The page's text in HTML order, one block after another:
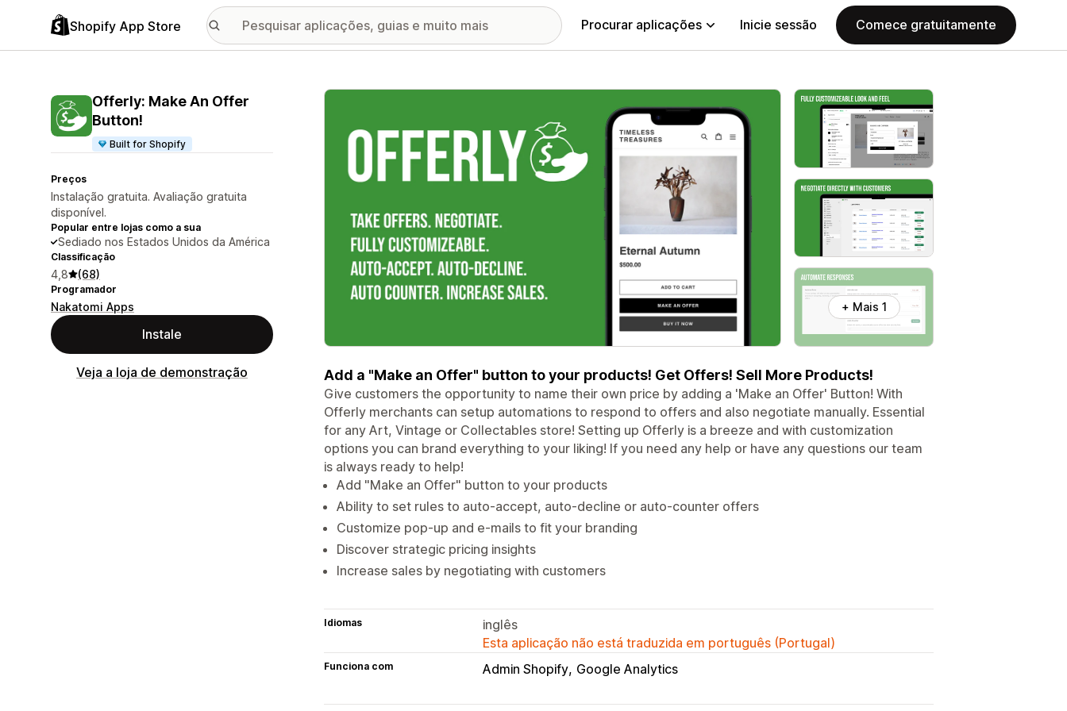
Shopify App Store Procurar aplicações Inicie sessão Comece gratuitamente
Offerly: Make An Offer
Button!
Built for Shopify
Preços
Instalação gratuita. Avaliação gratuita
disponível.
Popular entre lojas como a sua
Sediado nos Estados Unidos da América
Classificação
4,8 (68)
Programador
Nakatomi Apps
Instale
Veja a loja de demonstração
Galeria de imagens em destaque
+ Mais 1
Add a "Make an Offer" button to your products! Get Offers! Sell More Products!
Give customers the opportunity to name their own price by adding a 'Make an Offer' Button! With
Offerly merchants can setup automations to respond to offers and also negotiate manually. Essential
for any Art, Vintage or Collectables store! Setting up Offerly is a breeze and with customization
options you can brand everything to your liking! If you need any help or have any questions our team
is always ready to help!
Add "Make an Offer" button to your products
Ability to set rules to auto-accept, auto-decline or auto-counter offers
Customize pop-up and e-mails to fit your branding
Discover strategic pricing insights
Increase sales by negotiating with customers
Idiomas
inglês
Esta aplicação não está traduzida em português (Portugal)
Funciona com Admin Shopify Google Analytics